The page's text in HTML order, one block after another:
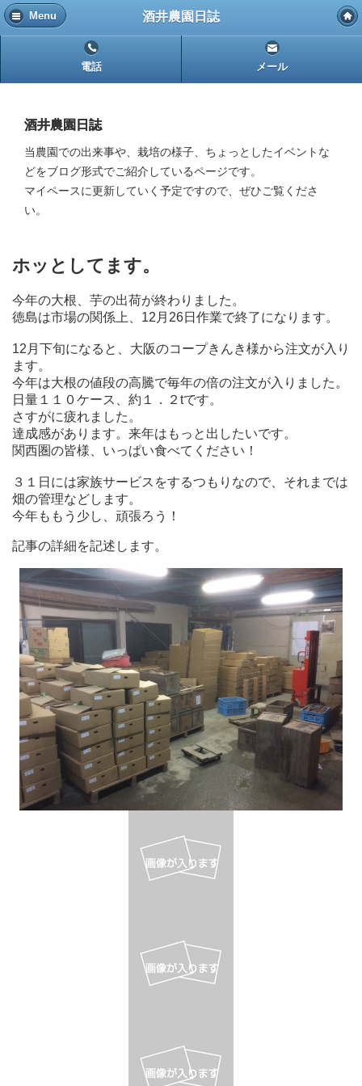
Menu 酒井農園日誌
電話 メール
酒井農園日誌
当農園での出来事や、栽培の様子、ちょっとしたイベントな
どをブログ形式でご紹介しているページです。
マイペースに更新していく予定ですので、ぜひご覧くださ
い。
ホッとしてます。
今年の大根、芋の出荷が終わりました。
徳島は市場の関係上、12月26日作業で終了になります。
12月下旬になると、大阪のコープきんき様から注文が入り
ます。
今年は大根の値段の高騰で毎年の倍の注文が入りました。
日量１１０ケース、約１．２tです。
さすがに疲れました。
達成感があります。来年はもっと出したいです。
関西圏の皆様、いっぱい食べてください！
３１日には家族サービスをするつもりなので、それまでは
畑の管理などします。
今年ももう少し、頑張ろう！
記事の詳細を記述します。